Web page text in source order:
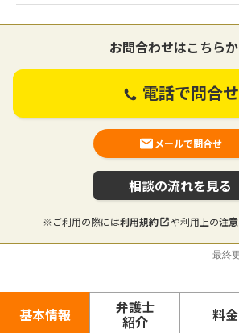
お問合わせはこちら
電話で問合せ
メールで問合せ
相談の流れを見る
※ご利用の際には利用規約 や利用上の注意
最終
基本情報 弁護士
紹介 料金